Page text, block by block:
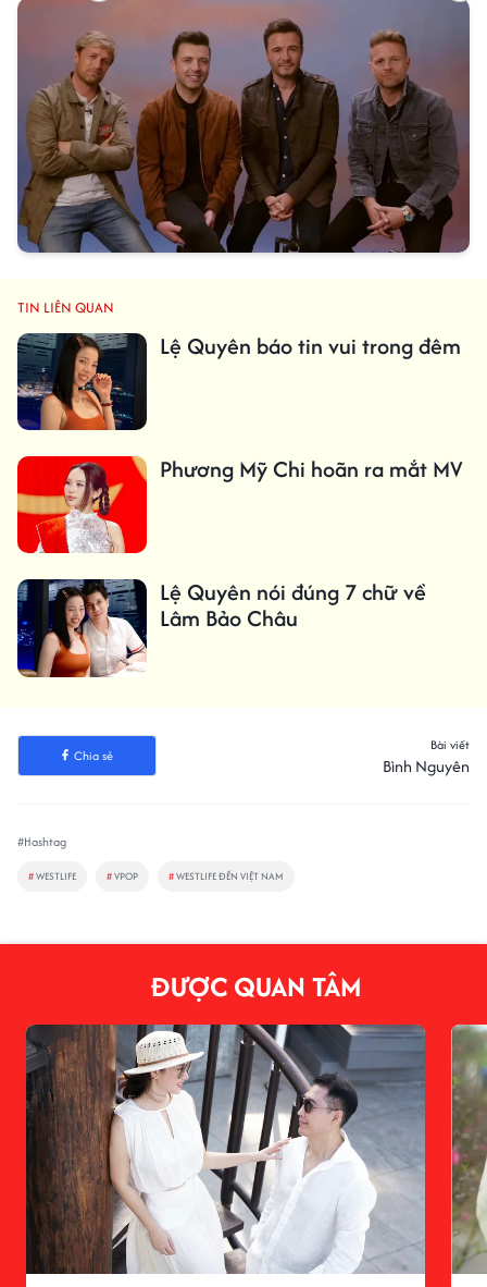
TIN LIÊN QUAN
Lệ Quyên báo tin vui trong đêm
Phương Mỹ Chi hoãn ra mắt MV
Lệ Quyên nói đúng 7 chữ về
Lâm Bảo Châu
Chia sẻ
Bài viết
Bình Nguyên
#Hashtag
#WESTLIFE #VPOP #WESTLIFE ĐẾN VIỆT NAM
ĐƯỢC QUAN TÂM